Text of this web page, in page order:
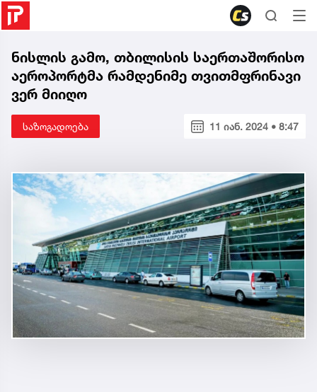
ნისლის გამო, თბილისის საერთაშორისო
აეროპორტმა რამდენიმე თვითმფრინავი
ვერ მიიღო
საზოგადოება 11 იან. 2024 • 8:47